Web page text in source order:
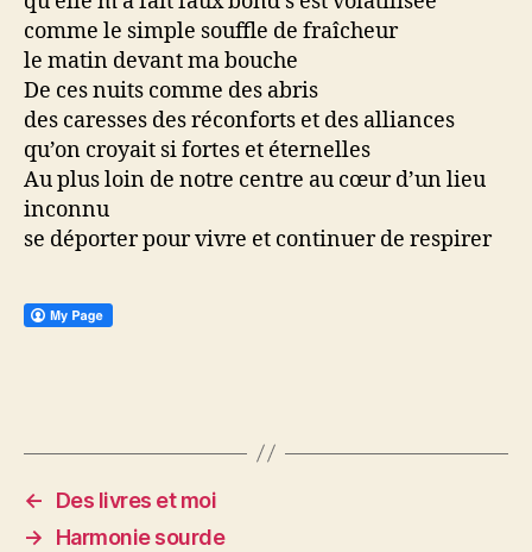
comme le simple souffle de fraîcheur
le matin devant ma bouche
De ces nuits comme des abris
des caresses des réconforts et des alliances
qu’on croyait si fortes et éternelles
Au plus loin de notre centre au cœur d’un lieu
inconnu
se déporter pour vivre et continuer de respirer
←
Des livres et moi
→
Harmonie sourde